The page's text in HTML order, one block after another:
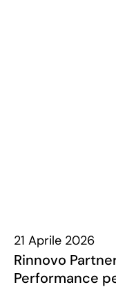
21 Aprile 2026
Rinnovo
Performance